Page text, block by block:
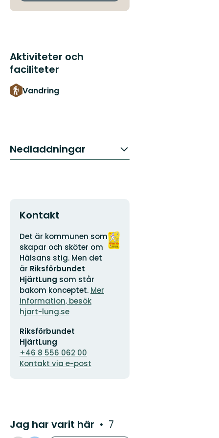
Aktiviteter och
faciliteter
Vandring
Nedladdningar
Kontakt
Adress
Det är kommunen som
skapar och sköter om
Hälsans stig. Men det
är Riksförbundet
HjärtLung som står
bakom konceptet. Mer
information, besök
hjart-lung.se
postadress
Riksförbundet
HjärtLung
+46 8 556 062 00
Kontakt via e-post
Organisationens
logotyp
Jag har varit här 7